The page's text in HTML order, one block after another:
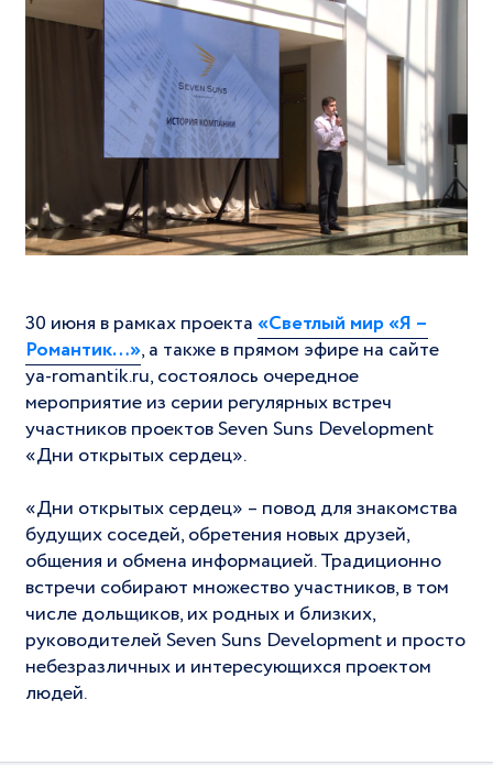
30 июня в рамках проекта«Светлый мир «Я –
Романтик…», а также в прямом эфире на сайте
ya-romantik.ru, состоялось очередное
мероприятие из серии регулярных встреч
участников проектов Seven Suns Development
«Дни открытых сердец».
«Дни открытых сердец» – повод для знакомства
будущих соседей, обретения новых друзей,
общения и обмена информацией. Традиционно
встречи собирают множество участников, в том
числе дольщиков, их родных и близких,
руководителей Seven Suns Development и просто
небезразличных и интересующихся проектом
людей.